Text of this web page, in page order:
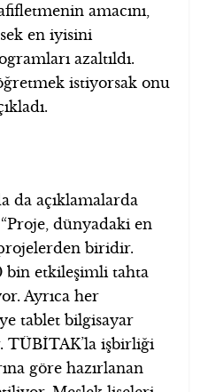
amacını,
en iyisini
azaltıldı.
istiyorsak onu
da açıklamalarda
dünyadaki en
biridir.
bin etkileşimli tahta
Ayrıca her
tablet bilgisayar
TÜBİTAK’la işbirliği
göre hazırlanan